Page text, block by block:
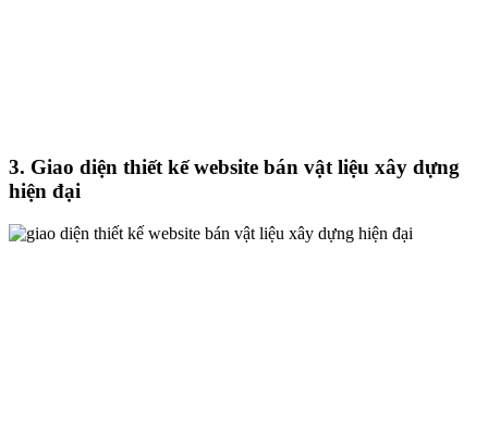
3. Giao diện thiết kế website bán vật liệu xây dựng
hiện đại